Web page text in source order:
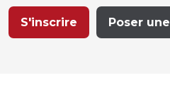
S'inscrire Poser